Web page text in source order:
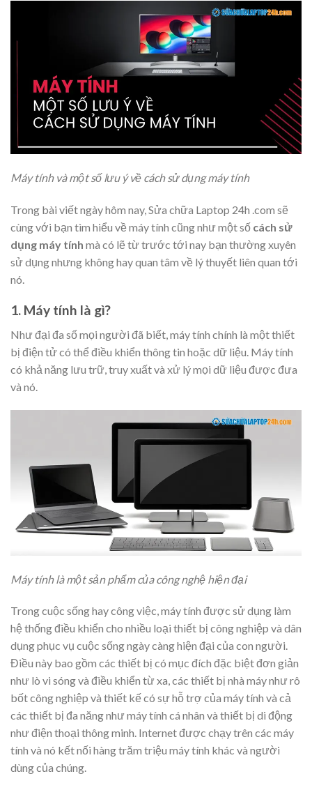
Máy tính và một số lưu ý về cách sử dụng máy tính
Trong bài viết ngày hôm nay, Sửa chữa Laptop 24h .com sẽ
cùng với bạn tìm hiểu về máy tính cũng như một số cách sử
dụng máy tính mà có lẽ từ trước tới nay bạn thường xuyên
sử dụng nhưng không hay quan tâm về lý thuyết liên quan tới
nó.
1. Máy tính là gì?
Như đại đa số mọi người đã biết, máy tính chính là một thiết
bị điện tử có thể điều khiển thông tin hoặc dữ liệu. Máy tính
có khả năng lưu trữ, truy xuất và xử lý mọi dữ liệu được đưa
và nó.
Máy tính là một sản phẩm của công nghệ hiện đại
Trong cuộc sống hay công việc, máy tính được sử dụng làm
hệ thống điều khiển cho nhiều loại thiết bị công nghiệp và dân
dụng phục vụ cuộc sống ngày càng hiện đại của con người.
Điều này bao gồm các thiết bị có mục đích đặc biệt đơn giản
như lò vi sóng và điều khiển từ xa, các thiết bị nhà máy như rô
bốt công nghiệp và thiết kế có sự hỗ trợ của máy tính và cả
các thiết bị đa năng như máy tính cá nhân và thiết bị di động
như điện thoại thông minh. Internet được chạy trên các máy
tính và nó kết nối hàng trăm triệu máy tính khác và người
dùng của chúng.